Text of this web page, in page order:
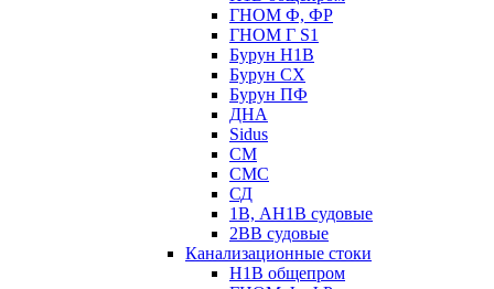
ГНОМ Ф, ФР
ГНОМ Г S1
Бурун Н1В
Бурун СХ
Бурун ПФ
ДНА
Sidus
СМ
СМС
СД
1В, АН1В судовые
2ВВ судовые
Канализационные стоки
Н1В общепром